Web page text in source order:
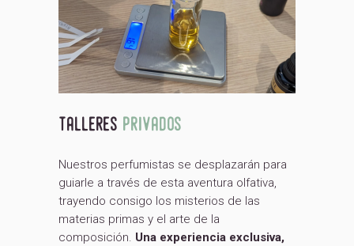
talleres privados
Nuestros perfumistas se desplazarán para
guiarle a través de esta aventura olfativa,
trayendo consigo los misterios de las
materias primas y el arte de la
composición. Una experiencia exclusiva,